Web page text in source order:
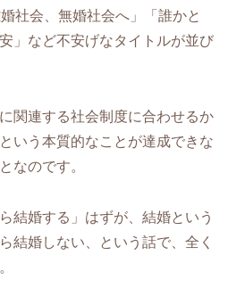
社会、無婚社会へ」「誰かと
」など不安げなタイトルが並び
関連する社会制度に合わせるか
いう本質的なことが達成できな
なのです。
結婚する」はずが、結婚という
結婚しない、という話で、全く